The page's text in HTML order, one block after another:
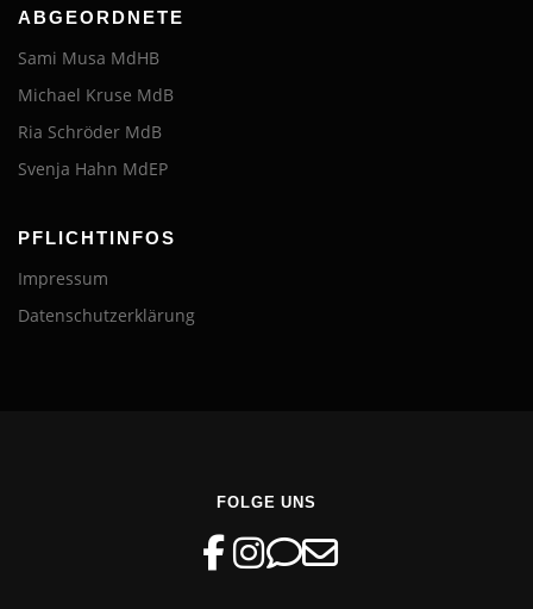
ABGEORDNETE
Sami Musa MdHB
Michael Kruse MdB
Ria Schröder MdB
Svenja Hahn MdEP
PFLICHTINFOS
Impressum
Datenschutzerklärung
FOLGE UNS